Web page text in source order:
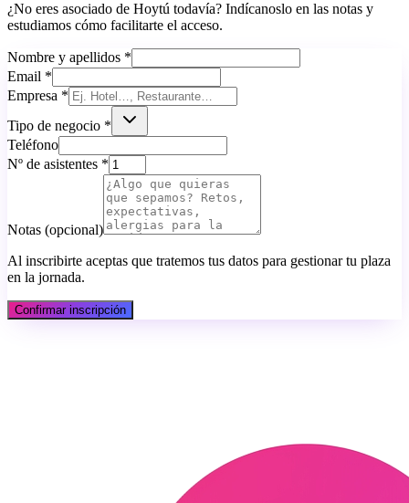
¿No eres asociado de Hoytú todavía? Indícanoslo en las notas y
estudiamos cómo facilitarte el acceso.
Nombre y apellidos *
Email *
Empresa *
Tipo de negocio *
Teléfono
Nº de asistentes *
Notas (opcional)
Al inscribirte aceptas que tratemos tus datos para gestionar tu plaza
en la jornada.
Confirmar inscripción